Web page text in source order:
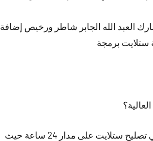
العبد الله الجابر شاطر ورخيص إضافة
ستلايت برمجة
نقدم لكم افضل فني تركيب ستلايت ضاحية مبارك العبد الله الجابر يعمل في تصليح ستلايت على مدار 24 ساعة حيث